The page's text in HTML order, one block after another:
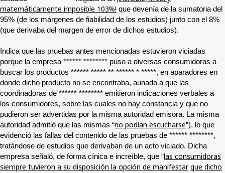
matemáticamente imposible 103%! que devenía de la sumatoria del
95% (de los márgenes de fiabilidad de los estudios) junto con el 8%
(que derivaba del margen de error de dichos estudios).
Indica que las pruebas antes mencionadas estuvieron viciadas
porque la empresa ****** ******** puso a diversas consumidoras a
buscar los productos ****** ***** ** ****** * *****, en aparadores en
donde dicho producto no se encontraba, aunado a que las
coordinadoras de ****** ******** emitieron indicaciones verbales a
los consumidores, sobre las cuales no hay constancia y que no
pudieron ser advertidas por la misma autoridad emisora. La misma
autoridad admitió que las mismas “no podían escucharse”), lo que
evidenció las fallas del contenido de las pruebas de ****** ********,
tratándose de estudios que derivaban de un acto viciado. Dicha
empresa señaló, de forma cínica e increíble, que “las consumidoras
siempre tuvieron a su disposición la opción de manifestar que dicho